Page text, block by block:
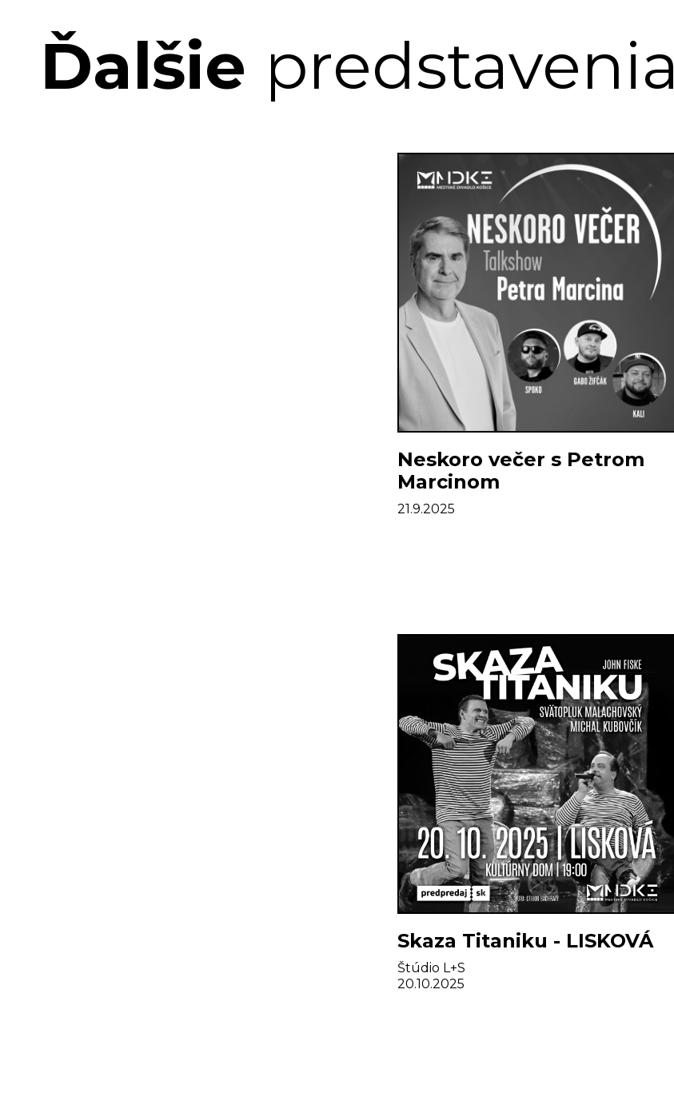
Ďalšie predstavenia
Neskoro večer s Petrom
Marcinom
21.9.2025
Skaza Titaniku - LISKOVÁ
Štúdio L+S
20.10.2025